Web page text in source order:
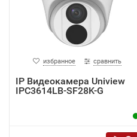
избранное сравнить
IP Видеокамера Uniview
IPC3614LB-SF28K-G